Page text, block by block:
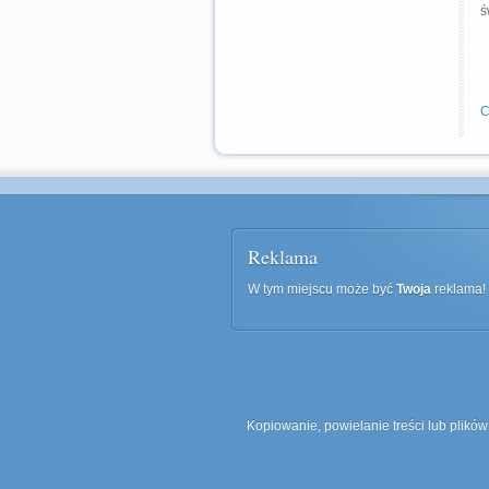
Reklama
W tym miejscu może być Twoja reklama!
Kopiowanie, powielanie treści lub